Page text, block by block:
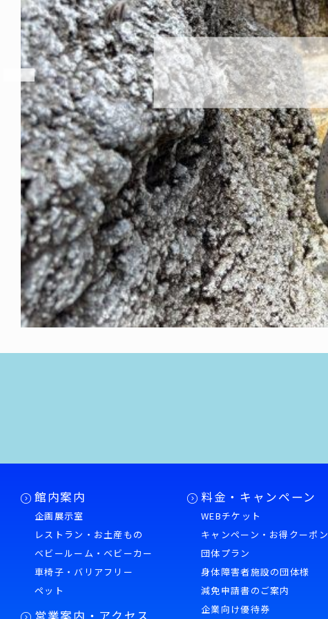
の換羽も終了です！
2026年8月7日
館内案内
企画展示室
レストラン・お土産もの
ベビールーム・ベビーカー
車椅子・バリアフリー
ペット
営業案内・アクセス
料金・キャンペーン
WEBチケット
キャンペーン・お得クーポン
団体プラン
身体障害者施設の団体様
減免申請書のご案内
企業向け優待券